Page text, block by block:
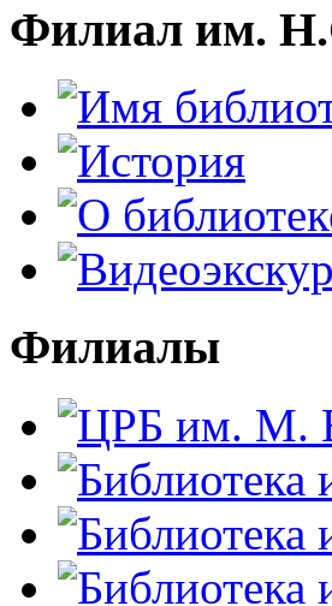
Филиал им.
Филиалы